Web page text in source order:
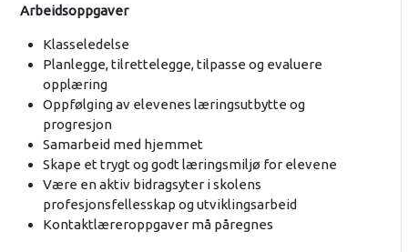
Arbeidsoppgaver
Klasseledelse
Planlegge, tilrettelegge, tilpasse og evaluere
opplæring
Oppfølging av elevenes læringsutbytte og
progresjon
Samarbeid med hjemmet
Skape et trygt og godt læringsmiljø for elevene
Være en aktiv bidragsyter i skolens
profesjonsfellesskap og utviklingsarbeid
Kontaktlæreroppgaver må påregnes